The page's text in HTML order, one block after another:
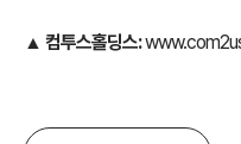
▲ 컴투스홀딩스: